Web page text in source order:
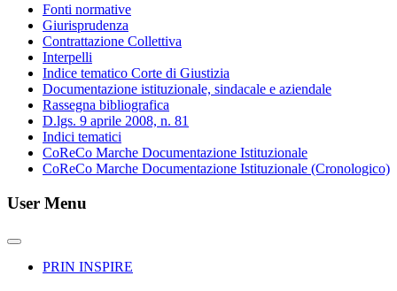
Fonti normative
Giurisprudenza
Contrattazione Collettiva
Interpelli
Indice tematico Corte di Giustizia
Documentazione istituzionale, sindacale e aziendale
Rassegna bibliografica
D.lgs. 9 aprile 2008, n. 81
Indici tematici
CoReCo Marche Documentazione Istituzionale
CoReCo Marche Documentazione Istituzionale (Cronologico)
User Menu
PRIN INSPIRE